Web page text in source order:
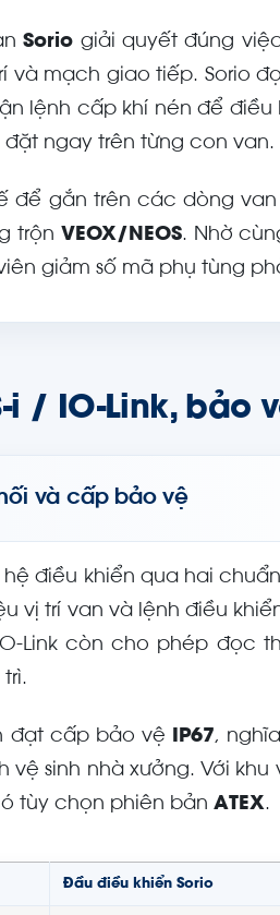
Sorio giải quyết đúng
và mạch giao tiếp. Sorio
lệnh cấp khí nén để điều
ngay trên từng con van.
để gắn trên các dòng
trộn VEOX/NEOS. Nhờ
giảm số mã phụ tùng
i / IO-Link, bảo
và cấp bảo vệ
hệ điều khiển qua hai
vị trí van và lệnh điều
Link còn cho phép đọc
đạt cấp bảo vệ IP67,
vệ sinh nhà xưởng. Với
tùy chọn phiên bản ATEX.
Đầu điều khiển Sorio